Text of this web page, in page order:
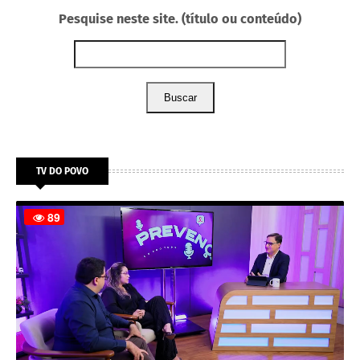
Pesquise neste site. (título ou conteúdo)
Buscar
TV DO POVO